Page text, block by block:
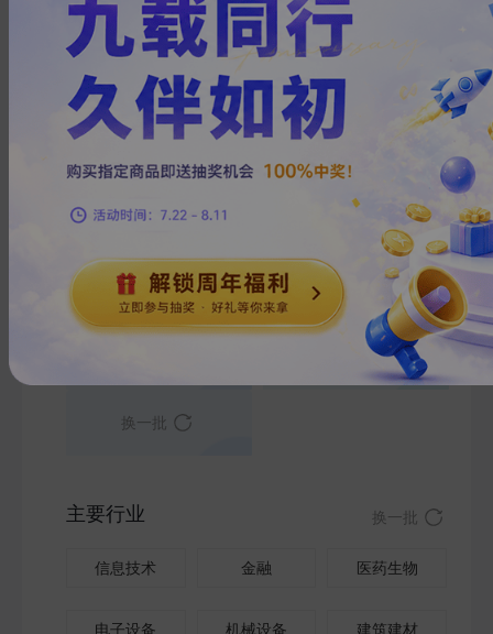
上一页 1 下一页
热门搜索
钢铁
物流 小米
医疗器械
换一批
主要行业 换一批
信息技术 金融 医药生物
电子设备 机械设备 建筑建材